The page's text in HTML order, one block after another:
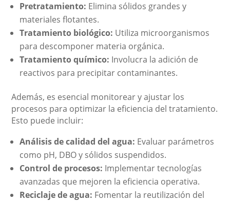
Pretratamiento: Elimina sólidos grandes y
materiales flotantes.
Tratamiento biológico: Utiliza microorganismos
para descomponer materia orgánica.
Tratamiento químico: Involucra la adición de
reactivos para precipitar contaminantes.
Además, es esencial monitorear y ajustar los
procesos para optimizar la eficiencia del tratamiento.
Esto puede incluir:
Análisis de calidad del agua: Evaluar parámetros
como pH, DBO y sólidos suspendidos.
Control de procesos: Implementar tecnologías
avanzadas que mejoren la eficiencia operativa.
Reciclaje de agua: Fomentar la reutilización del